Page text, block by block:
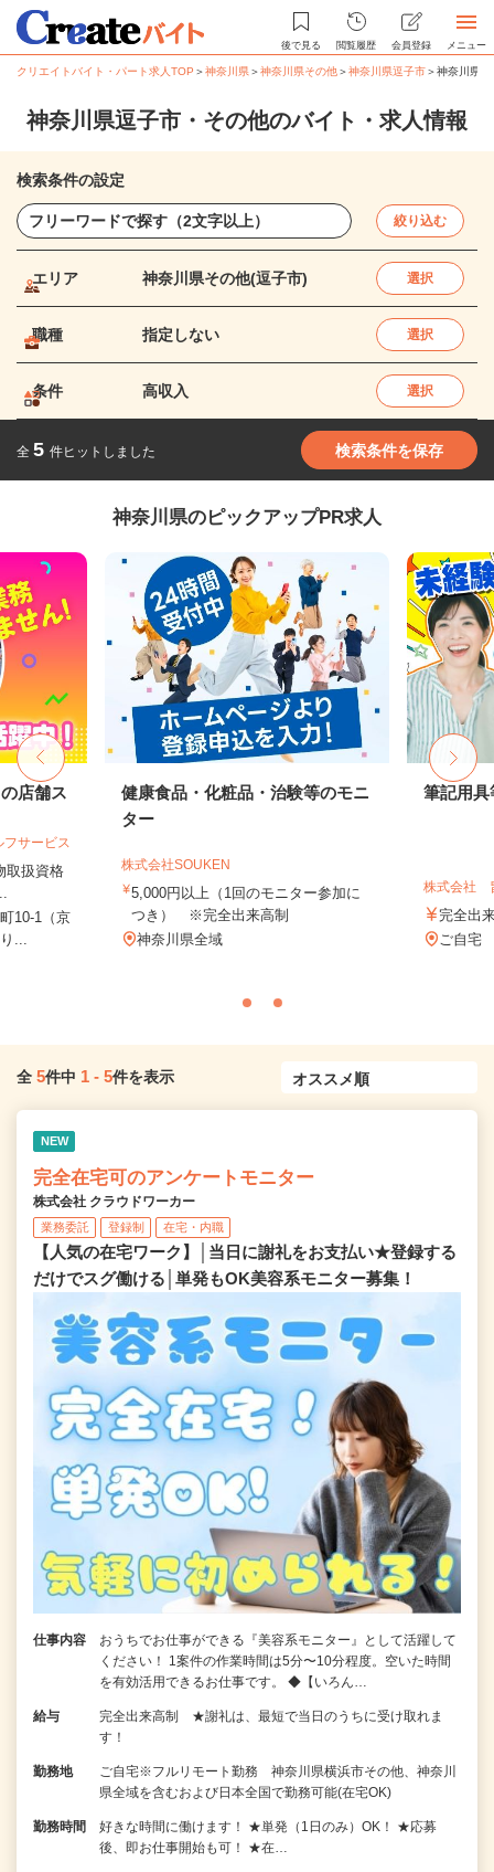
後で見る 閲覧履歴 会員登録 メニュー
クリエイトバイト・パート求人TOP ＞神奈川県＞神奈川県その他＞神奈川県逗子市＞神奈川県
神奈川県逗子市・その他のバイト・求人情報
検索条件の設定
絞り込む
エリア 神奈川県その他(逗子市) 選択
職種 指定しない 選択
条件 高収入 選択
全 5 件ヒットしました 検索条件を保存
神奈川県のピックアップPR求人
店舗ス
サービス
扱資格
10-1（京
...
健康食品・化粧品・治験等のモニ
ター
株式会社SOUKEN
5,000円以上（1回のモニター参加に
つき） ※完全出来高制
神奈川県全域
筆記用具
株式会社
完全出
ご自宅
全 5件中 1 - 5件を表示
NEW
完全在宅可のアンケートモニター
株式会社 クラウドワーカー
業務委託 登録制 在宅・内職
【人気の在宅ワーク】│当日に謝礼をお支払い★登録する
だけでスグ働ける│単発もOK美容系モニター募集！
仕事内容
おうちでお仕事ができる『美容系モニター』として活躍して
ください！ 1案件の作業時間は5分〜10分程度。空いた時間
を有効活用できるお仕事です。 ◆【いろん…
給与
完全出来高制 ★謝礼は、最短で当日のうちに受け取れま
す！
勤務地
ご自宅※フルリモート勤務 神奈川県横浜市その他、神奈川
県全域を含むおよび日本全国で勤務可能(在宅OK)
勤務時間
好きな時間に働けます！ ★単発（1日のみ）OK！ ★応募
後、即お仕事開始も可！ ★在…